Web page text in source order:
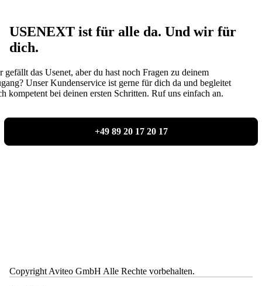
USENEXT ist für alle da. Und wir für
dich.
gefällt das Usenet, aber du hast noch Fragen zu deinem
Unser Kundenservice ist gerne für dich da und begleitet
kompetent bei deinen ersten Schritten. Ruf uns einfach an.
+49 89 20 17 20 17
Copyright Aviteo GmbH Alle Rechte vorbehalten.